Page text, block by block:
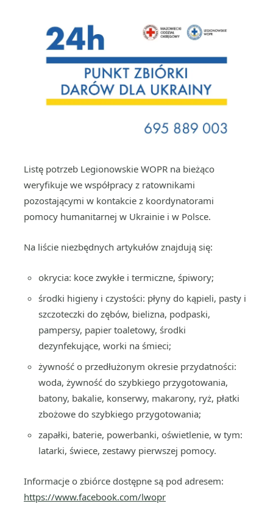
Listę potrzeb Legionowskie WOPR na bieżąco
weryfikuje we współpracy z ratownikami
pozostającymi w kontakcie z koordynatorami
pomocy humanitarnej w Ukrainie i w Polsce.
Na liście niezbędnych artykułów znajdują się:
okrycia: koce zwykłe i termiczne, śpiwory;
środki higieny i czystości: płyny do kąpieli, pasty i
szczoteczki do zębów, bielizna, podpaski,
pampersy, papier toaletowy, środki
dezynfekujące, worki na śmieci;
żywność o przedłużonym okresie przydatności:
woda, żywność do szybkiego przygotowania,
batony, bakalie, konserwy, makarony, ryż, płatki
zbożowe do szybkiego przygotowania;
zapałki, baterie, powerbanki, oświetlenie, w tym:
latarki, świece, zestawy pierwszej pomocy.
Informacje o zbiórce dostępne są pod adresem:
https://www.facebook.com/lwopr